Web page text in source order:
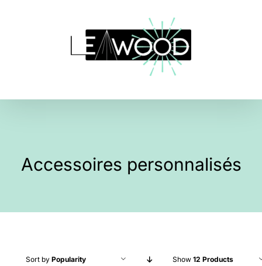
Accessoires personnalisés
Sort by Popularity Show 12 Products